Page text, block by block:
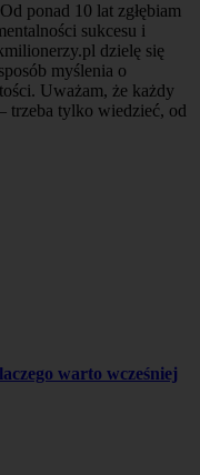
ponad 10 lat zgłębiam
sukcesu i
dzielę się
myślenia o
Uważam, że każdy
trzeba tylko wiedzieć, od
warto wcześniej